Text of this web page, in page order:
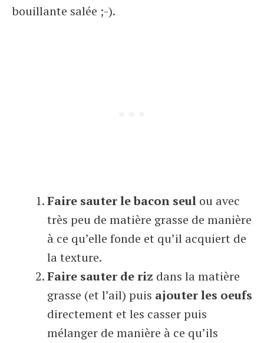
bouillante salée ;-).
Faire sauter le bacon seul ou avec
très peu de matière grasse de manière
à ce qu’elle fonde et qu’il acquiert de
la texture.
Faire sauter de riz dans la matière
grasse (et l’ail) puis ajouter les oeufs
directement et les casser puis
mélanger de manière à ce qu’ils